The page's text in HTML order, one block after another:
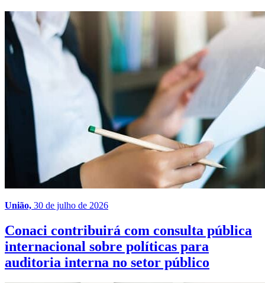
União, 30 de julho de 2026
Conaci contribuirá com consulta pública
internacional sobre políticas para
auditoria interna no setor público